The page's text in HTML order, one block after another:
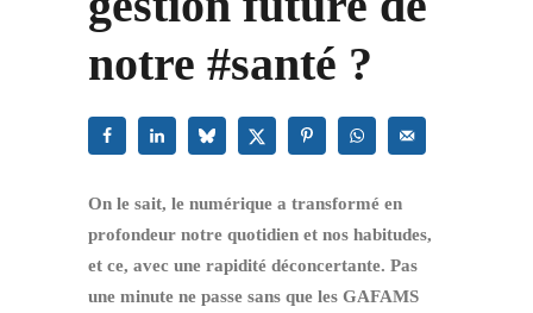
notre #santé ?
On le sait, le numérique a transformé en
profondeur notre quotidien et nos habitudes,
et ce, avec une rapidité déconcertante. Pas
une minute ne passe sans que les GAFAMS